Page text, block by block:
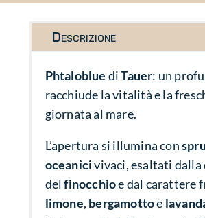
Descrizione
Phtaloblue diTauer: un
racchiude la vitalità e la
giornata al mare.
L’apertura si illumina con
oceanicivivaci, esaltati dalla
delfinocchioe dal carattere
limone, bergamottoe